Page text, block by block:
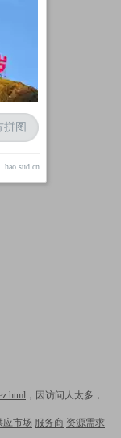
，因访问人太多，
应市场 服务商 资源需求
图
hao.sud.cn